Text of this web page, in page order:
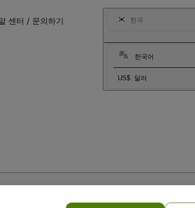
한국
한국어
US$ 달러
센터 / 문의하기